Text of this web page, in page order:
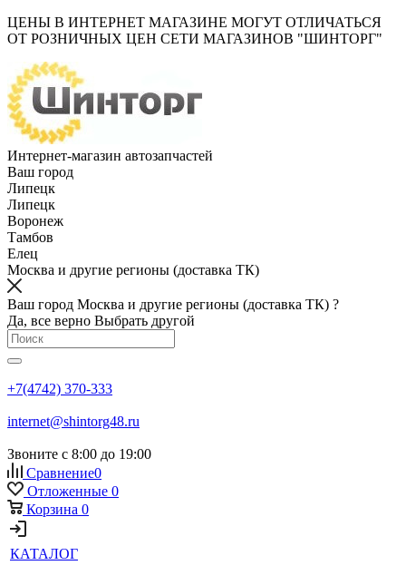
ЦЕНЫ В ИНТЕРНЕТ МАГАЗИНЕ МОГУТ ОТЛИЧАТЬСЯ
ОТ РОЗНИЧНЫХ ЦЕН СЕТИ МАГАЗИНОВ "ШИНТОРГ"
Интернет-магазин автозапчастей
Ваш город
Липецк
Липецк
Воронеж
Тамбов
Елец
Москва и другие регионы (доставка ТК)
Ваш город Москва и другие регионы (доставка ТК) ?
Да, все верно Выбрать другой
+7(4742) 370-333
internet@shintorg48.ru
Звоните с 8:00 до 19:00
Сравнение0
Отложенные 0
Корзина 0
КАТАЛОГ